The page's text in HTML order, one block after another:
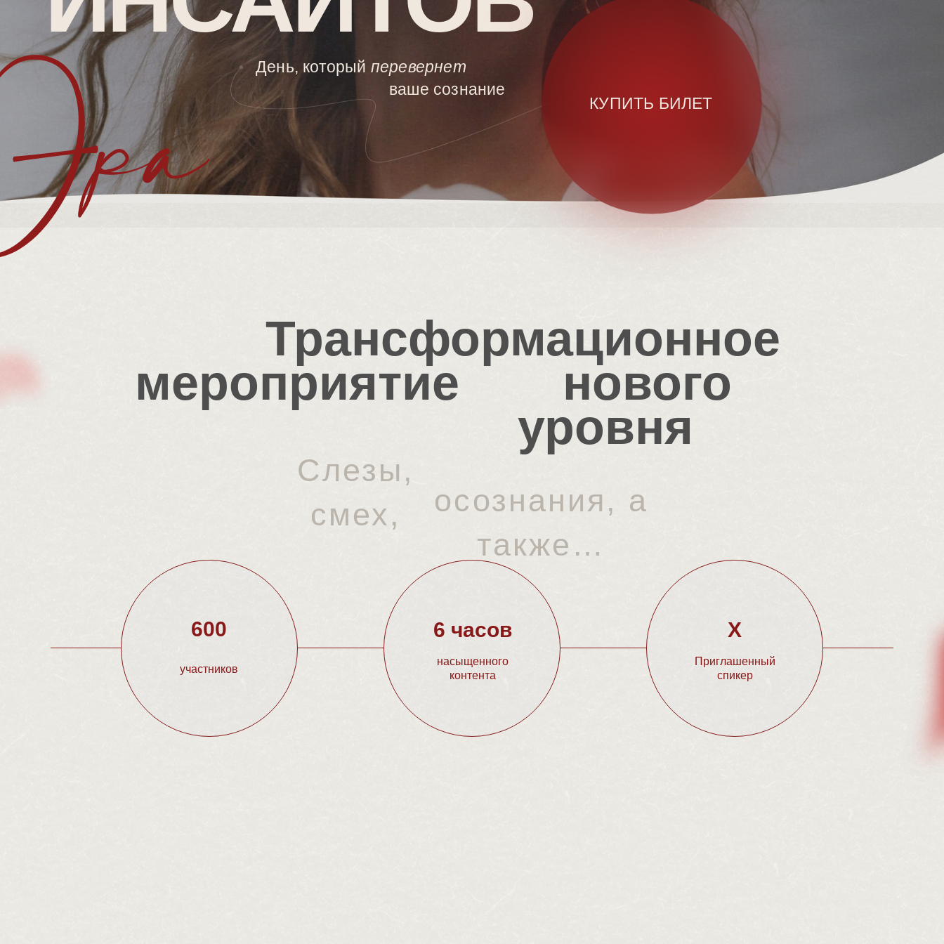
День, который перевернет
ваше сознание
КУПИТЬ БИЛЕТ
Приглашенный
спикер
Х
Трансформационное
мероприятие
6 часов
насыщенного
контента
нового
уровня
600
участников
Слезы,
смех,
осознания, а
также…